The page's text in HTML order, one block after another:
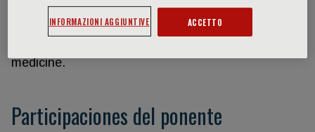
extensive experience in vascular biology, molecular
metabolism, microRNA biology, molecular
medicine.
Participaciones del ponente
INFORMAZIONI AGGIUNTIVE ACCETTO